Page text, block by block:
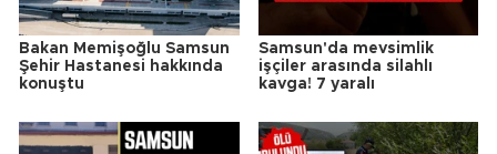
Bakan Memişoğlu Samsun
Şehir Hastanesi hakkında
konuştu
Samsun'da mevsimlik
işçiler arasında silahlı
kavga! 7 yaralı